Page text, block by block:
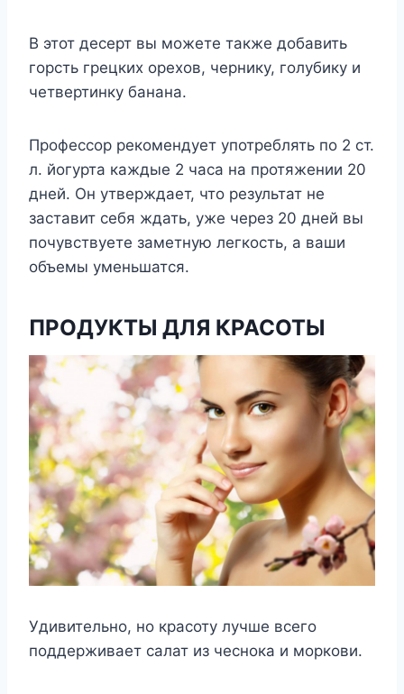
В этот десерт вы можете также добавить
горсть грецких орехов, чернику, голубику и
четвертинку банана.
Профессор рекомендует употреблять по 2 ст.
л. йогурта каждые 2 часа на протяжении 20
дней. Он утверждает, что результат не
заставит себя ждать, уже через 20 дней вы
почувствуете заметную легкость, а ваши
объемы уменьшатся.
ПРОДУКТЫ ДЛЯ КРАСОТЫ
Удивительно, но красоту лучше всего
поддерживает салат из чеснока и моркови.